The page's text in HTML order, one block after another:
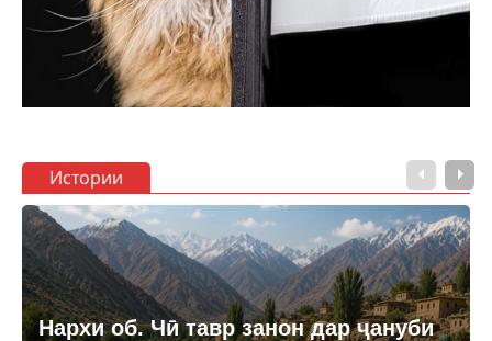
Истории
Нархи об. Чӣ тавр занон дар ҷануби